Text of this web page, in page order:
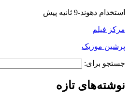
استخدام دهوند-9 ثانیه پیش
مرکز فیلم
پرشین موزیک
جستجو برای:
نوشته‌های تازه